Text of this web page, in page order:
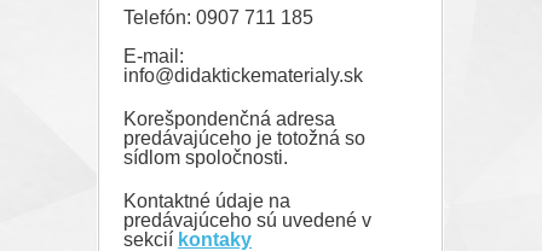
Telefón: 0907 711 185
E-mail:
info@didaktickematerialy.sk
Korešpondenčná adresa
predávajúceho je totožná so
sídlom spoločnosti.
Kontaktné údaje na
predávajúceho sú uvedené v
sekcií kontaky